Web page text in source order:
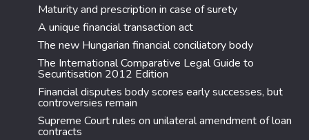
Maturity and prescription in case of surety
A unique financial transaction act
The new Hungarian financial conciliatory body
The International Comparative Legal Guide to
Securitisation 2012 Edition
Financial disputes body scores early successes, but
controversies remain
Supreme Court rules on unilateral amendment of loan
contracts